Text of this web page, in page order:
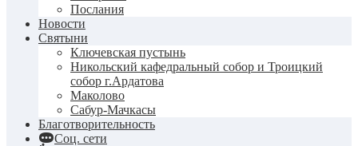
Послания
Новости
Святыни
Ключевская пустынь
Никольский кафедральный собор и Троицкий
собор г.Ардатова
Маколово
Сабур-Мачкасы
Благотворительность
Соц. сети